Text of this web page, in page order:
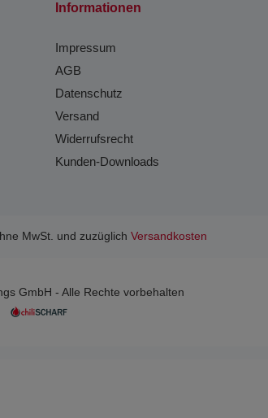
Informationen
Impressum
AGB
Datenschutz
Versand
Widerrufsrecht
Kunden-Downloads
MwSt. und zuzüglich Versandkosten
GmbH - Alle Rechte vorbehalten